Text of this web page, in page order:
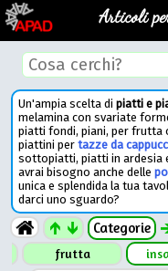
Articoli
Un'ampia scelta di piatti e
melamina con svariate
piatti fondi, piani, per frutta
piattini per tazze da
sottopiatti, piatti in ardesia
avrai bisogno anche delle
unica e splendida la tua
darci uno sguardo?
Categorie
frutta